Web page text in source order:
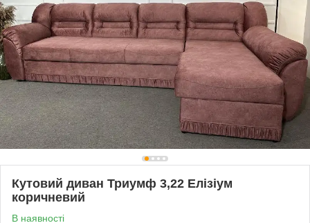
Кутовий диван Триумф 3,22 Елізіум
коричневий
В наявності